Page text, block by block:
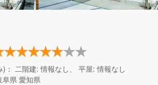
： 二階建: 情報なし、 平屋: 情報なし
阜県 愛知県